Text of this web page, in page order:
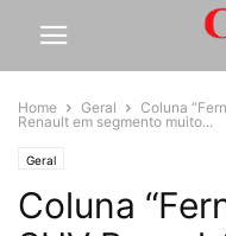
Home Geral
Coluna
Renault em segmento muito...
Geral
Coluna